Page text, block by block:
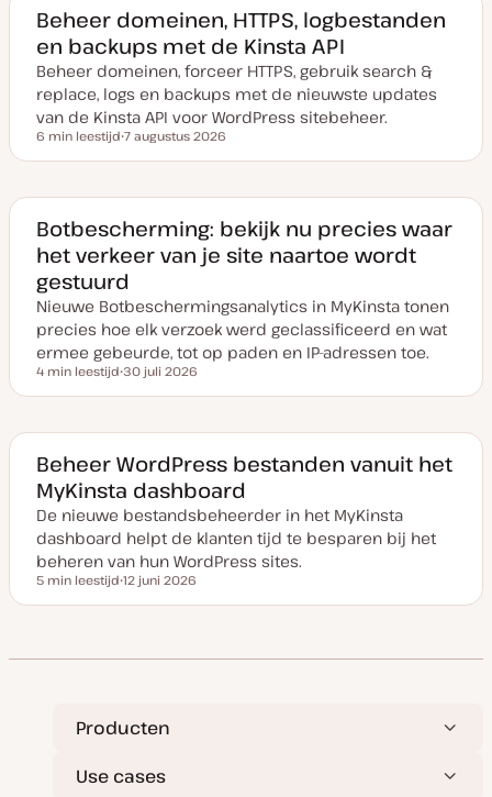
Beheer domeinen, HTTPS, logbestanden
en backups met de Kinsta API
Beheer domeinen, forceer HTTPS, gebruik search &
replace, logs en backups met de nieuwste updates
van de Kinsta API voor WordPress sitebeheer.
Leestijd
6 min leestijd
a
u
v
a
n
u
p
d
a
e
7 augustus 2026
Botbescherming: bekijk nu precies waar
het verkeer van je site naartoe wordt
gestuurd
Nieuwe Botbeschermingsanalytics in MyKinsta tonen
precies hoe elk verzoek werd geclassificeerd en wat
ermee gebeurde, tot op paden en IP-adressen toe.
Leestijd
4 min leestijd
a
u
v
a
n
u
p
d
a
t
e
30 juli 2026
Beheer WordPress bestanden vanuit het
MyKinsta dashboard
De nieuwe bestandsbeheerder in het MyKinsta
dashboard helpt de klanten tijd te besparen bij het
beheren van hun WordPress sites.
Leestijd
5 min leestijd
a
p
d
e
12 juni 2026
Producten
Use cases